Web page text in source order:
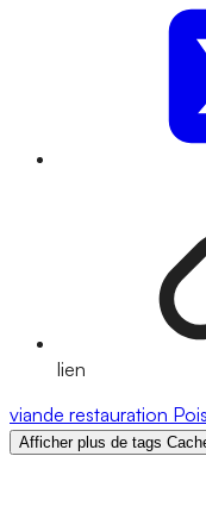
lien
viande restauration
Afficher plus de tags